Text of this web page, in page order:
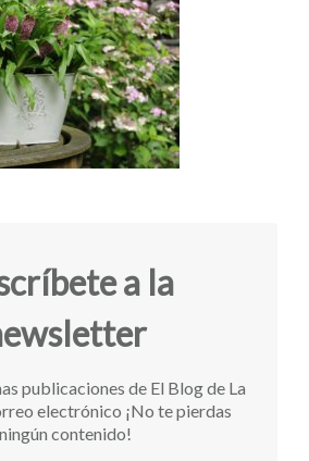
a la
publicaciones de El Blog de La
electrónico ¡No te pierdas
ningún contenido!